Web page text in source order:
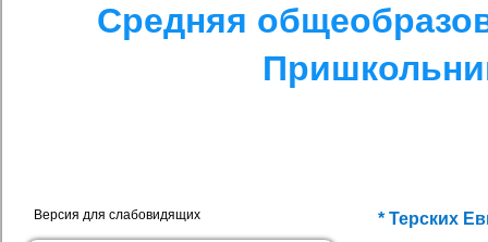
Средняя
Версия для слабовидящих * Терских